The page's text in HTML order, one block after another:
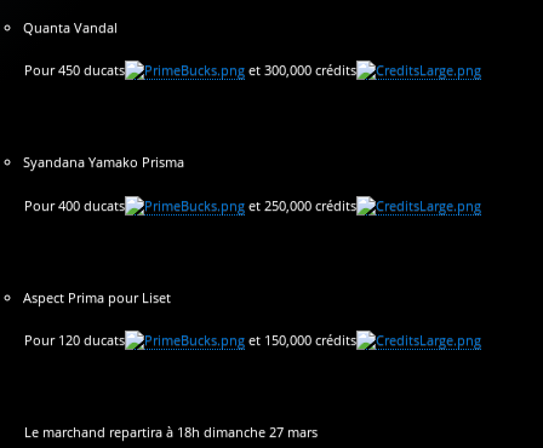
Quanta Vandal
Pour 450 ducats et 300,000 crédits
Syandana Yamako Prisma
Pour 400 ducats et 250,000 crédits
Aspect Prima pour Liset
Pour 120 ducats et 150,000 crédits
Le marchand repartira à 18h dimanche 27 mars